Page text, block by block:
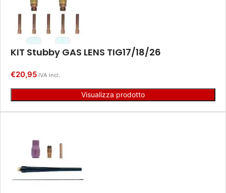
KIT Stubby GAS LENS TIG17/18/26
€20,95 IVA incl.
Visualizza prodotto